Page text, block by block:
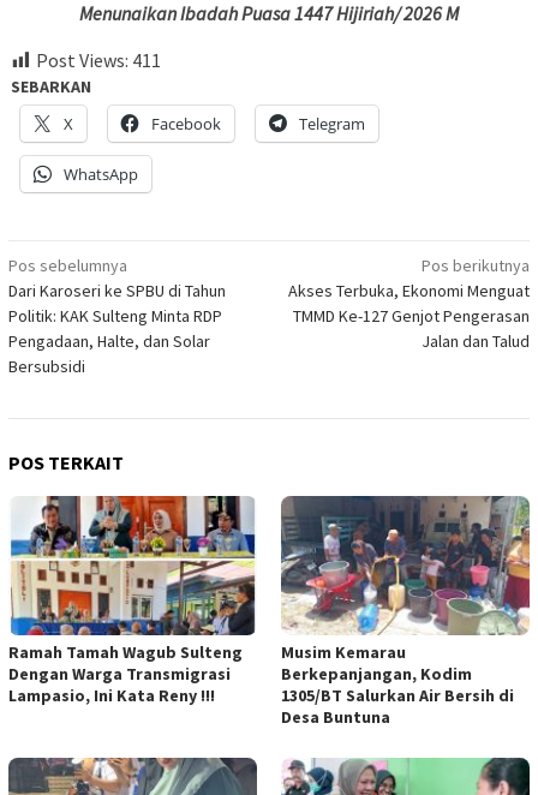
Menunaikan Ibadah Puasa 1447 Hijiriah/ 2026 M
Post Views: 411
SEBARKAN
X
Facebook Telegram
WhatsApp
Navigasi
pos
Pos sebelumnya
Dari Karoseri ke SPBU di Tahun
Politik: KAK Sulteng Minta RDP
Pengadaan, Halte, dan Solar
Bersubsidi
Pos berikutnya
Akses Terbuka, Ekonomi Menguat
TMMD Ke-127 Genjot Pengerasan
Jalan dan Talud
POS TERKAIT
Ramah Tamah Wagub Sulteng
Dengan Warga Transmigrasi
Lampasio, Ini Kata Reny !!!
Musim Kemarau
Berkepanjangan, Kodim
1305/BT Salurkan Air Bersih di
Desa Buntuna